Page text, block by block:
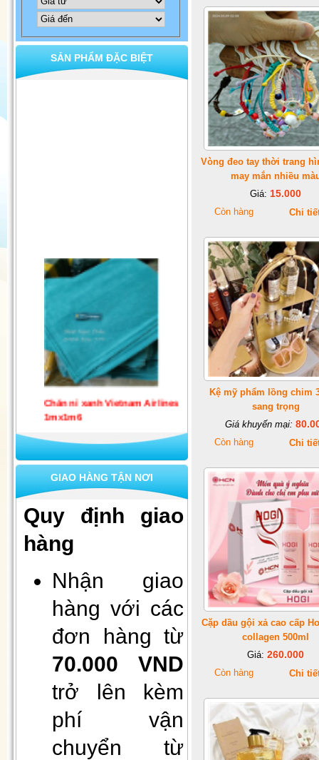
SẢN PHẨM ĐẶC BIỆT
Chăn nỉ xanh Vietnam Airlines
1mx1m6
Set 10 khẩu trang quốc phòng 4
lớp kháng khuẩn
Hộp 50 khẩu trang giấy 4 lớp
kháng khuẩn
GIAO HÀNG TẬN NƠI
Quy định giao
hàng
Nhận giao
hàng với các
đơn hàng từ
70.000 VND
trở lên kèm
phí vận
chuyển từ
Vòng đeo tay thời trang
may mắn nhiều
Giá: 15.000
Còn hàng Chi
Kệ mỹ phẩm lồng chim
sang trọng
Giá khuyến mại:
Còn hàng Chi
Cặp dầu gội xả cao cấp
collagen 500ml
Giá: 260.000
Còn hàng Chi